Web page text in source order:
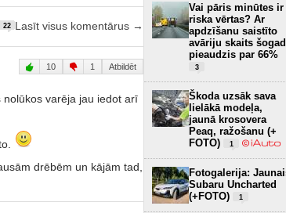
22 Lasīt visus komentārus →
10 1 Atbildēt
varēja jau iedot arī
drēbēm un kājām tad,
Vai pāris minūtes ir
riska vērtas? Ar
apdzīšanu saistīto
avāriju skaits šogad
pieaudzis par 66%
3
Škoda uzsāk sava
lielākā modeļa,
jaunā krosovera
Peaq, ražošanu (+
FOTO)
1
Fotogalerija:
Subaru Uncharted
(+FOTO)
1